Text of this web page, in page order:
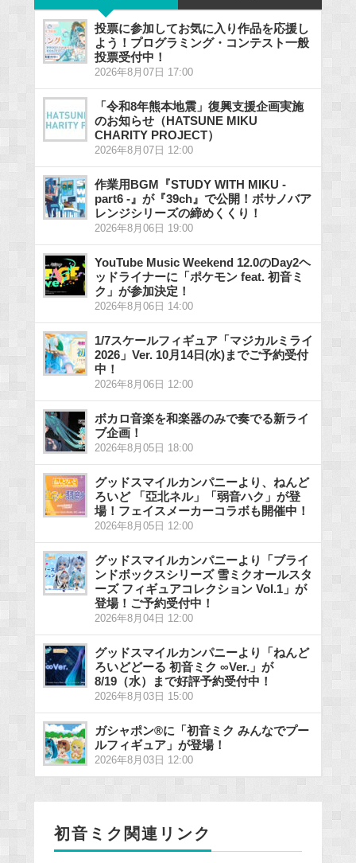
投票に参加してお気に入り作品を応援し
よう！プログラミング・コンテスト一般
投票受付中！
2026年8月07日 17:00
「令和8年熊本地震」復興支援企画実施
のお知らせ（HATSUNE MIKU
CHARITY PROJECT）
2026年8月07日 12:00
作業用BGM『STUDY WITH MIKU -
part6 -』が『39ch』で公開！ボサノバア
レンジシリーズの締めくくり！
2026年8月06日 19:00
YouTube Music Weekend 12.0のDay2ヘ
ッドライナーに「ポケモン feat. 初音ミ
ク」が参加決定！
2026年8月06日 14:00
1/7スケールフィギュア「マジカルミライ
2026」Ver. 10月14日(水)までご予約受付
中！
2026年8月06日 12:00
ボカロ音楽を和楽器のみで奏でる新ライ
ブ企画！
2026年8月05日 18:00
グッドスマイルカンパニーより、ねんど
ろいど 「亞北ネル」「弱音ハク」が登
場！フェイスメーカーコラボも開催中！
2026年8月05日 12:00
グッドスマイルカンパニーより「ブライ
ンドボックスシリーズ 雪ミクオールスタ
ーズ フィギュアコレクション Vol.1」が
登場！ご予約受付中！
2026年8月04日 12:00
グッドスマイルカンパニーより「ねんど
ろいどどーる 初音ミク ∞Ver.」が
8/19（水）まで好評予約受付中！
2026年8月03日 15:00
ガシャポン®に「初音ミク みんなでプー
ルフィギュア」が登場！
2026年8月03日 12:00
初音ミク関連リンク